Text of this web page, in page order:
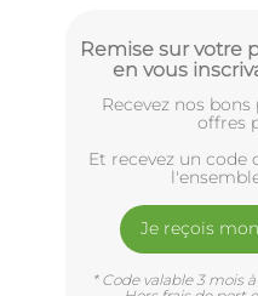
Remise sur votre
en vous
Recevez nos
offres
Et recevez un code
Je reçois
* Code valable 3 mois